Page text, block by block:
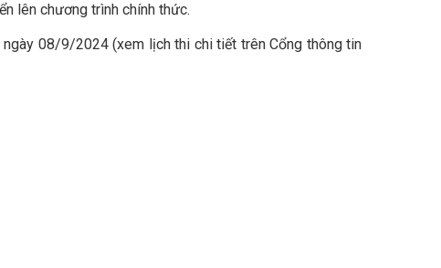
lên chương trình chính thức.
08/9/2024 (xem lịch thi chi tiết trên Cổng thông tin